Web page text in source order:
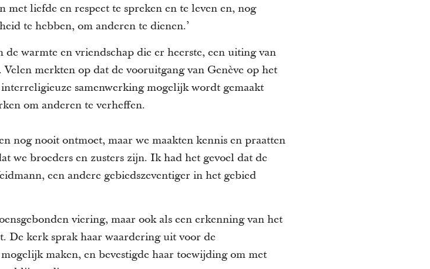
liefde en respect te spreken en te leven en, nog
te hebben, om anderen te dienen.’
de warmte en vriendschap die er heerste, een uiting van
merkten op dat de vooruitgang van Genève op het
samenwerking mogelijk wordt gemaakt
om anderen te verheffen.
nog nooit ontmoet, maar we maakten kennis en praatten
we broeders en zusters zijn. Ik had het gevoel dat de
een andere gebiedszeventiger in het gebied
viering, maar ook als een erkenning van het
De kerk sprak haar waardering uit voor de
maken, en bevestigde haar toewijding om met